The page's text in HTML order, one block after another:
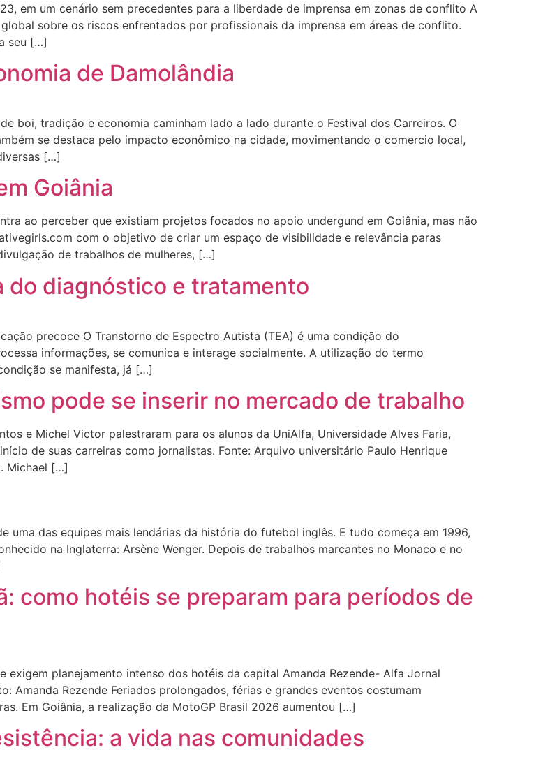
em um cenário sem precedentes para a liberdade de imprensa em zonas de conflito A
sobre os riscos enfrentados por profissionais da imprensa em áreas de conflito.
seu […]
de Damolândia
boi, tradição e economia caminham lado a lado durante o Festival dos Carreiros. O
se destaca pelo impacto econômico na cidade, movimentando o comercio local,
[…]
Goiânia
ao perceber que existiam projetos focados no apoio undergund em Goiânia, mas não
com o objetivo de criar um espaço de visibilidade e relevância paras
de trabalhos de mulheres, […]
diagnóstico e tratamento
precoce O Transtorno de Espectro Autista (TEA) é uma condição do
informações, se comunica e interage socialmente. A utilização do termo
se manifesta, já […]
pode se inserir no mercado de trabalho
e Michel Victor palestraram para os alunos da UniAlfa, Universidade Alves Faria,
de suas carreiras como jornalistas. Fonte: Arquivo universitário Paulo Henrique
Michael […]
uma das equipes mais lendárias da história do futebol inglês. E tudo começa em 1996,
na Inglaterra: Arsène Wenger. Depois de trabalhos marcantes no Monaco e no
como hotéis se preparam para períodos de
planejamento intenso dos hotéis da capital Amanda Rezende- Alfa Jornal
Amanda Rezende Feriados prolongados, férias e grandes eventos costumam
Em Goiânia, a realização da MotoGP Brasil 2026 aumentou […]
a vida nas comunidades